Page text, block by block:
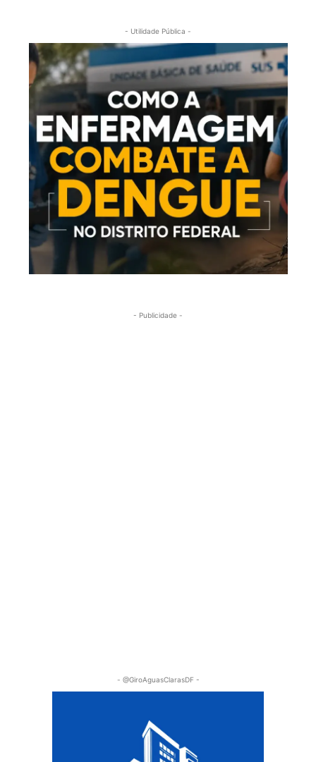
- Utilidade Pública -
- Publicidade -
- @GiroAguasClarasDF -